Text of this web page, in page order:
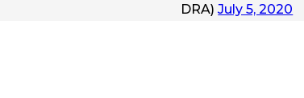
DRA)July 5, 2020